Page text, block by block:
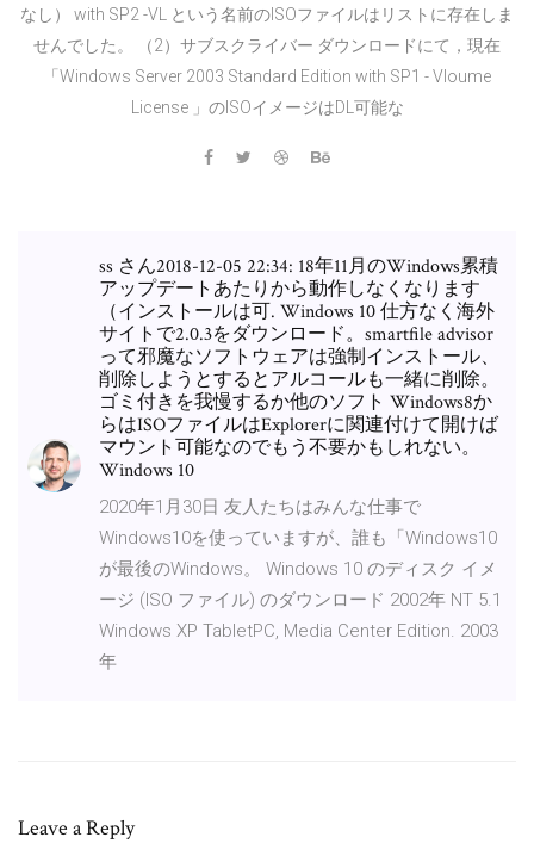
なし） with SP2 -VL という名前のISOファイルはリストに存在しま
せんでした。 （2）サブスクライバー ダウンロードにて，現在
「Windows Server 2003 Standard Edition with SP1 - Vloume
License 」のISOイメージはDL可能な
ss さん2018-12-05 22:34: 18年11月のWindows累積
アップデートあたりから動作しなくなります
（インストールは可. Windows 10 仕方なく海外
サイトで2.0.3をダウンロード。smartfile advisor
って邪魔なソフトウェアは強制インストール、
削除しようとするとアルコールも一緒に削除。
ゴミ付きを我慢するか他のソフト Windows8か
らはISOファイルはExplorerに関連付けて開けば
マウント可能なのでもう不要かもしれない。
Windows 10
2020年1月30日 友人たちはみんな仕事で
Windows10を使っていますが、誰も「Windows10
が最後のWindows。 Windows 10 のディスク イメ
ージ (ISO ファイル) のダウンロード 2002年 NT 5.1
Windows XP TabletPC, Media Center Edition. 2003
年
Leave a Reply